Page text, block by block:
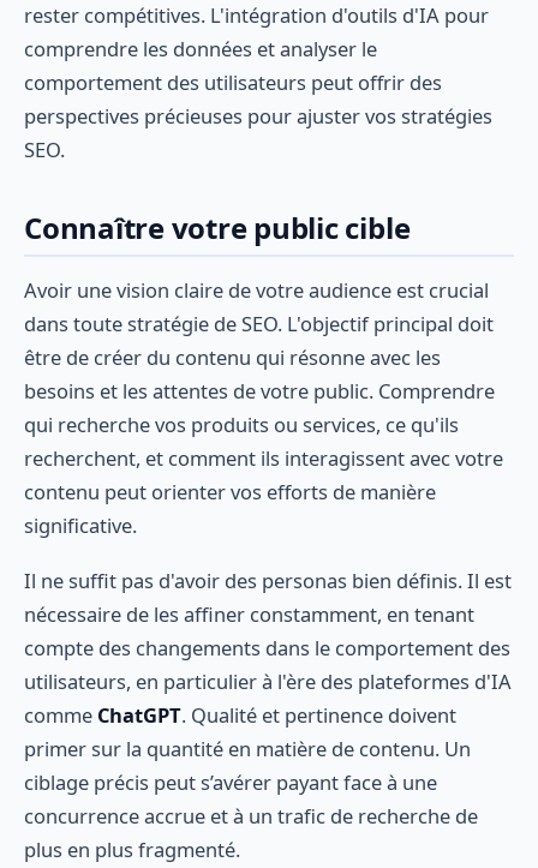
rester compétitives. L'intégration d'outils d'IA pour
comprendre les données et analyser le
comportement des utilisateurs peut offrir des
perspectives précieuses pour ajuster vos stratégies
SEO.
Connaître votre public cible
Avoir une vision claire de votre audience est crucial
dans toute stratégie de SEO. L'objectif principal doit
être de créer du contenu qui résonne avec les
besoins et les attentes de votre public. Comprendre
qui recherche vos produits ou services, ce qu'ils
recherchent, et comment ils interagissent avec votre
contenu peut orienter vos efforts de manière
significative.
Il ne suffit pas d'avoir des personas bien définis. Il est
nécessaire de les affiner constamment, en tenant
compte des changements dans le comportement des
utilisateurs, en particulier à l'ère des plateformes d'IA
comme ChatGPT. Qualité et pertinence doivent
primer sur la quantité en matière de contenu. Un
ciblage précis peut s’avérer payant face à une
concurrence accrue et à un trafic de recherche de
plus en plus fragmenté.